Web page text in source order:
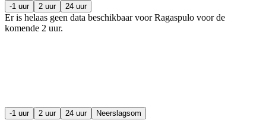
-1 uur 2 uur 24 uur
Er is helaas geen data beschikbaar voor Ragaspulo voor de
komende 2 uur.
-1 uur 2 uur 24 uur Neerslagsom